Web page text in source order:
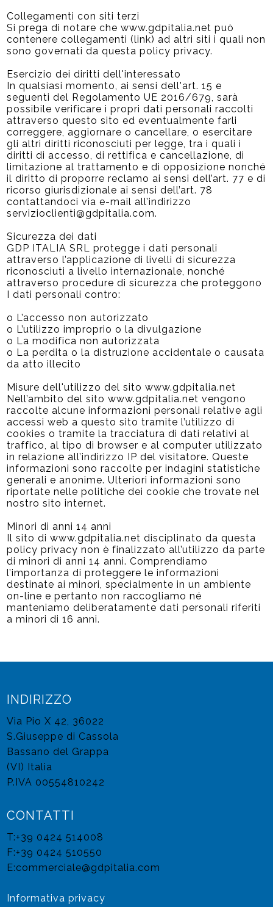
Collegamenti con siti terzi
Si prega di notare che www.gdpitalia.net può
contenere collegamenti (link) ad altri siti i quali non
sono governati da questa policy privacy.
Esercizio dei diritti dell'interessato
In qualsiasi momento, ai sensi dell'art. 15 e
seguenti del Regolamento UE 2016/679, sarà
possibile verificare i propri dati personali raccolti
attraverso questo sito ed eventualmente farli
correggere, aggiornare o cancellare, o esercitare
gli altri diritti riconosciuti per legge, tra i quali i
diritti di accesso, di rettifica e cancellazione, di
limitazione al trattamento e di opposizione nonché
il diritto di proporre reclamo ai sensi dell’art. 77 e di
ricorso giurisdizionale ai sensi dell’art. 78
contattandoci via e-mail all’indirizzo
servizioclienti@gdpitalia.com.
Sicurezza dei dati
GDP ITALIA SRL protegge i dati personali
attraverso l’applicazione di livelli di sicurezza
riconosciuti a livello internazionale, nonché
attraverso procedure di sicurezza che proteggono
I dati personali contro:
o L’accesso non autorizzato
o L’utilizzo improprio o la divulgazione
o La modifica non autorizzata
o La perdita o la distruzione accidentale o causata
da atto illecito
Misure dell'utilizzo del sito www.gdpitalia.net
Nell’ambito del sito www.gdpitalia.net vengono
raccolte alcune informazioni personali relative agli
accessi web a questo sito tramite l’utilizzo di
cookies o tramite la tracciatura di dati relativi al
traffico, al tipo di browser e al computer utilizzato
in relazione all’indirizzo IP del visitatore. Queste
informazioni sono raccolte per indagini statistiche
generali e anonime. Ulteriori informazioni sono
riportate nelle politiche dei cookie che trovate nel
nostro sito internet.
Minori di anni 14 anni
Il sito di www.gdpitalia.net disciplinato da questa
policy privacy non è finalizzato all’utilizzo da parte
di minori di anni 14 anni. Comprendiamo
l’importanza di proteggere le informazioni
destinate ai minori, specialmente in un ambiente
on-line e pertanto non raccogliamo né
manteniamo deliberatamente dati personali riferiti
a minori di 16 anni.
INDIRIZZO
Via Pio X 42, 36022
S.Giuseppe di Cassola
Bassano del Grappa
(VI) Italia
P.IVA 00554810242
CONTATTI
T:+39 0424 514008
F:+39 0424 510550
E:commerciale@gdpitalia.com
Informativa privacy